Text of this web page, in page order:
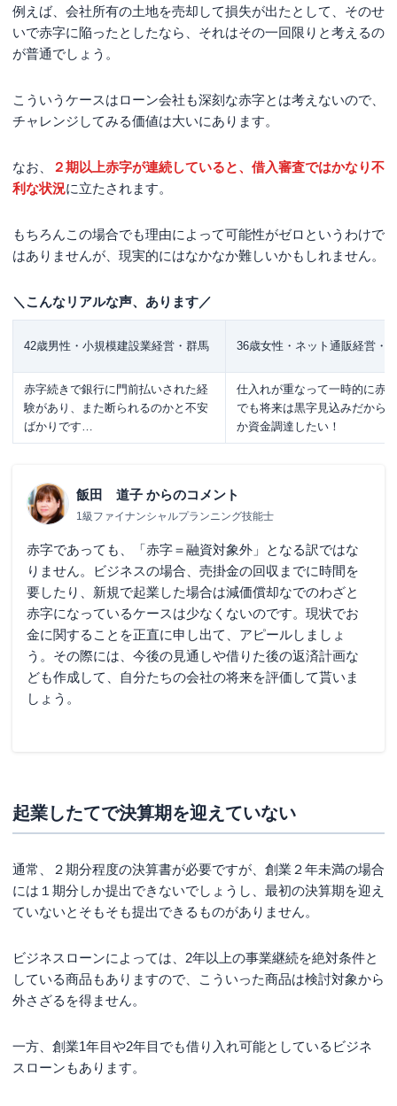
例えば、会社所有の土地を売却して損失が出たとして、そのせ
いで赤字に陥ったとしたなら、それはその一回限りと考えるの
が普通でしょう。
こういうケースはローン会社も深刻な赤字とは考えないので、
チャレンジしてみる価値は大いにあります。
なお、
２期以上赤字が連続していると、借入審査ではかなり不
利な状況に立たされます。
もちろんこの場合でも理由によって可能性がゼロというわけで
はありませんが、現実的にはなかなか難しいかもしれません。
＼こんなリアルな声、あります／
42歳男性・小規模建設業経営・群馬 36歳女性・ネット通販経営・
赤字続きで銀行に門前払いされた経
験があり、また断られるのかと不安
ばかりです…
仕入れが重なって一時的に赤
でも将来は黒字見込みだから
か資金調達したい！
飯田 道子 からのコメント
1級ファイナンシャルプランニング技能士
赤字であっても、「赤字＝融資対象外」となる訳ではな
りません。ビジネスの場合、売掛金の回収までに時間を
要したり、新規で起業した場合は減価償却なでのわざと
赤字になっているケースは少なくないのです。現状でお
金に関することを正直に申し出て、アピールしましょ
う。その際には、今後の見通しや借りた後の返済計画な
ども作成して、自分たちの会社の将来を評価して貰いま
しょう。
起業したてで決算期を迎えていない
通常、２期分程度の決算書が必要ですが、創業２年未満の場合
には１期分しか提出できないでしょうし、最初の決算期を迎え
ていないとそもそも提出できるものがありません。
ビジネスローンによっては、2年以上の事業継続を絶対条件と
している商品もありますので、こういった商品は検討対象から
外さざるを得ません。
一方、創業1年目や2年目でも借り入れ可能としているビジネ
スローンもあります。